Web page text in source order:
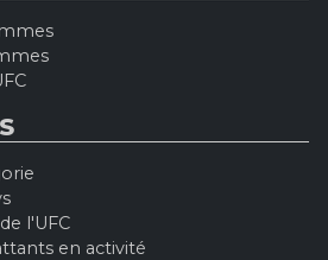
l'UFC
en activité